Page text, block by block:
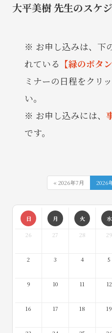
大平美樹 先生のスケ
お申し込みは、下
れている 【緑のボタン
ミナーの日程をクリ
い。
お申し込みには、
です。
« 2026年7月 2026
日 月 火 水
26 27 28 29
2 3 4 5
9 10 11 12
16 17 18 19